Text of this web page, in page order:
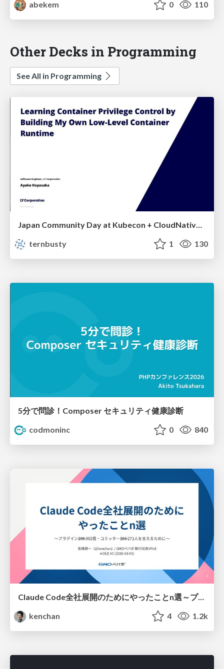
abekem 0 110
Other Decks in Programming
See All in Programming
Japan Community Day at Kubecon + CloudNativeCon Japan 2026: Learning Container Privilege Control by Building My Own Low-Level Container Runtime
ternbusty
1 130
5分で問診！Composer セキュリティ健康診断
codmoninc
0 840
Claude Code全社展開のためにやったことn選～プラグイン302個・コミッター271人を支えるために～
kenchan
4 1.2k